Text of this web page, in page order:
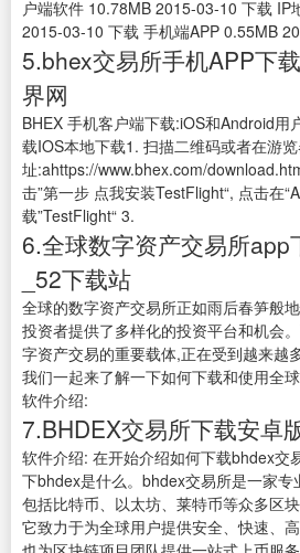
户端软件 10.78MB 2015-03-10 下载 IP
2015-03-10 下载 手机端APP 0.55MB
5.bhex交易所手机APP下
界网
BHEX 手机客户端下载:iOS和Android用
载IOS本地下载1. 扫描二维码或者在游
址:ahttps://www.bhex.com/
击”第一步 点我安装TestFlight“, 点击在
载”TestFlight“ 3.
6.全球数字资产交易所app
_52下载站
全球的数字资产交易所正如雨后春笋般
投资者提供了多样化的投资平台和机会
字资产交易的重要载体,正在受到越来越
我们一起来了解一下如何下载和使用全
软件介绍:
7.BHDEX交易所下载安卓
软件介绍: 在开始介绍如何下载bhdex交
下bhdex是什么。bhdex交易所是一家
包括比特币、以太坊、莱特币等众多区
它致力于为全球用户提供安全、快速、